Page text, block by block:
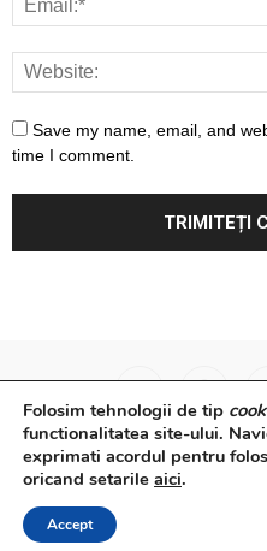
Save my name, email, and
time I comment.
Surse Primare
Rapoarte epidemiologice
Folosim tehnologii de tip
functionalitatea site-ului.
exprimati acordul pentru
oricand setarile aici.
Accept